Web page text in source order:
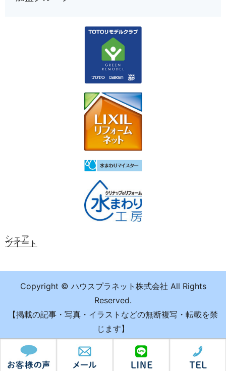
シェア
ツイート
Copyright © ハウスプラネット株式会社 All Rights
Reserved.
【掲載の記事・写真・イラストなどの無断複写・転載を禁
じます】